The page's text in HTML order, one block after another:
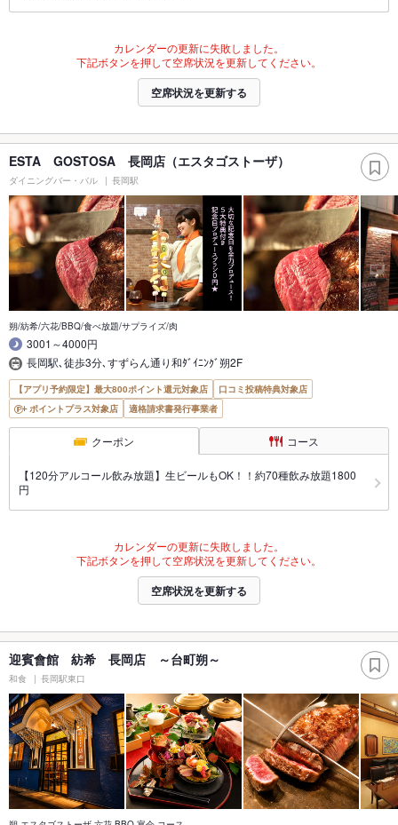
カレンダーの更新に失敗しました。
下記ボタンを押して空席状況を更新してください。
空席状況を更新する
ESTA GOSTOSA 長岡店（エスタゴストーザ）
ダイニングバー・バル 長岡駅
朔/紡希/六花/BBQ/食べ放題/サプライズ/肉
3001～4000円
長岡駅､徒歩3分､すずらん通り和ﾀﾞｲﾆﾝｸﾞ朔2F
【アプリ予約限定】最大800ポイント還元対象店
口コミ投稿特典対象店
ポイントプラス対象店
適格請求書発行事業者
クーポン コース
【120分アルコール飲み放題】生ビールもOK！！約70種飲み放題1800
円
カレンダーの更新に失敗しました。
下記ボタンを押して空席状況を更新してください。
空席状況を更新する
迎賓會館 紡希 長岡店 ～台町朔～
和食 長岡駅東口